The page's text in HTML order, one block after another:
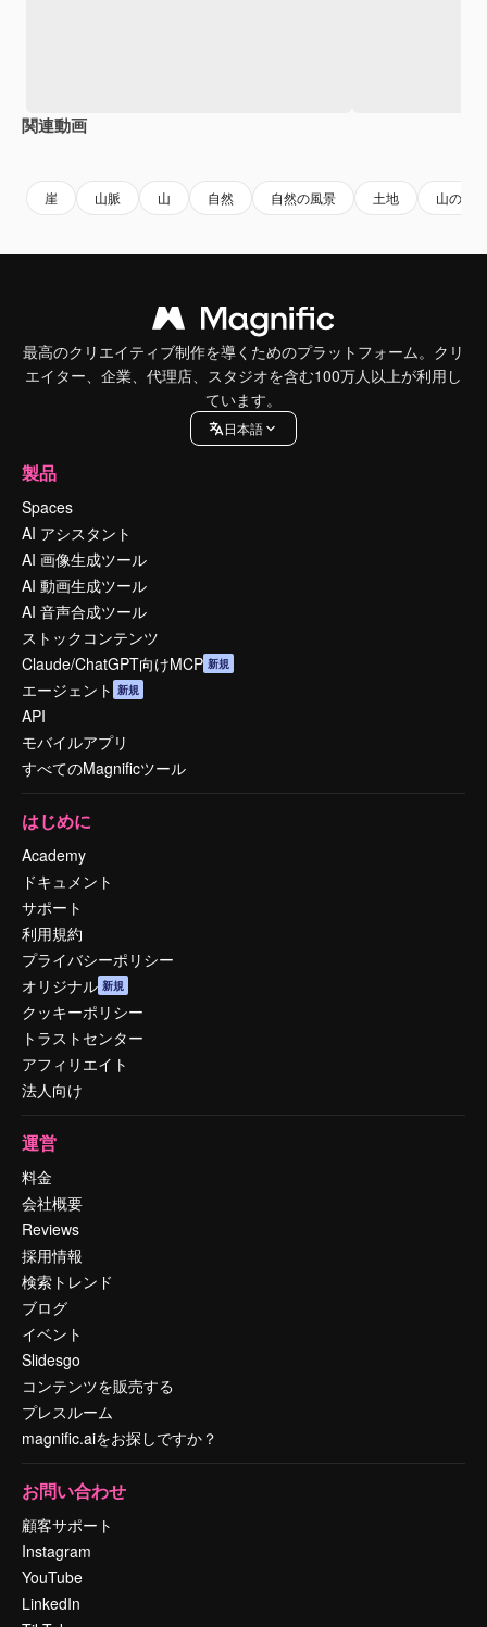
関連動画
崖 山脈 山 自然 自然の風景 土地 山の風景
最高のクリエイティブ制作を導くためのプラットフォーム。クリ
エイター、企業、代理店、スタジオを含む100万人以上が利用し
ています。
日本語
製品
Spaces
AI アシスタント
AI 画像生成ツール
AI 動画生成ツール
AI 音声合成ツール
ストックコンテンツ
Claude/ChatGPT向けMCP 新規
エージェント 新規
API
モバイルアプリ
すべてのMagnificツール
はじめに
Academy
ドキュメント
サポート
利用規約
プライバシーポリシー
オリジナル 新規
クッキーポリシー
トラストセンター
アフィリエイト
法人向け
運営
料金
会社概要
Reviews
採用情報
検索トレンド
ブログ
イベント
Slidesgo
コンテンツを販売する
プレスルーム
magnific.aiをお探しですか？
お問い合わせ
顧客サポート
Instagram
YouTube
LinkedIn